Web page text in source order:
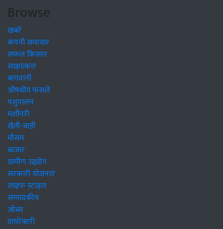
Browse
खबरें
कंपनी समाचार
सफल किसान
साक्षात्कार
बागवानी
औषधीय फसलें
पशुपालन
मशीनरी
खेती-बाड़ी
मौसम
बाजार
ग्रामीण उद्द्योग
सरकारी योजनाएं
लाइफ स्टाइल
सम्पादकीय
जॉब्स
डायरेक्टरी